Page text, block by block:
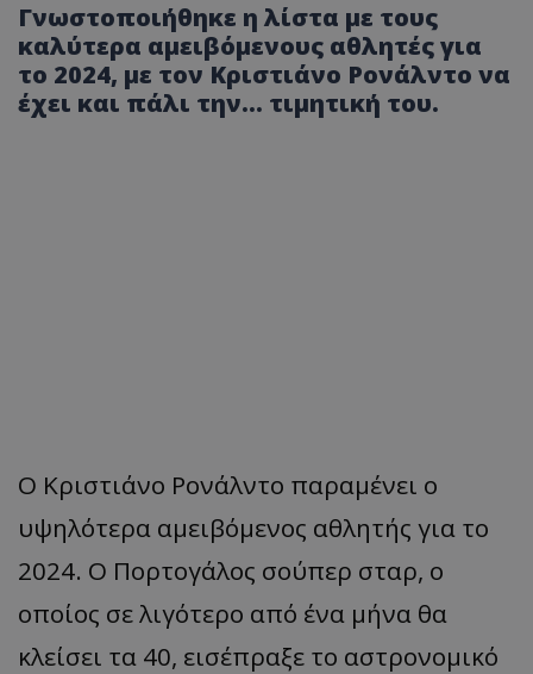
Γνωστοποιήθηκε η λίστα με τους
καλύτερα αμειβόμενους αθλητές για
το 2024, με τον Κριστιάνο Ρονάλντο να
έχει και πάλι την... τιμητική του.
Ο Κριστιάνο Ρονάλντο παραμένει ο
υψηλότερα αμειβόμενος αθλητής για το
2024. Ο Πορτογάλος σούπερ σταρ, ο
οποίος σε λιγότερο από ένα μήνα θα
κλείσει τα 40, εισέπραξε το αστρονομικό